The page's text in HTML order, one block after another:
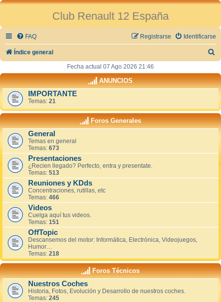
Club Renault 12 España
FAQ Identificarse
Registrarse
Índice general
c
Fecha actual 07 Ago 2026 21:46
ANUNCIOS
IMPORTANTE
Temas: 21
Foros Generales
General
Temas en general
Temas: 673
Presentaciones
¿Recien llegado? Perfecto, entra y presentate.
Temas: 513
Reuniones y KDds
Concentraciones, rutillas, etc
Temas: 466
Videos
Cuelga aquí tus videos.
Temas: 151
OffTopic
Descansemos del motor: Informática, Electrónica, Videojuegos,
Humor…
Temas: 218
Foros Técnicos
Nuestros Coches
Historia, Fotos, Evolución y Desarrollo de nuestros coches.
Temas: 245